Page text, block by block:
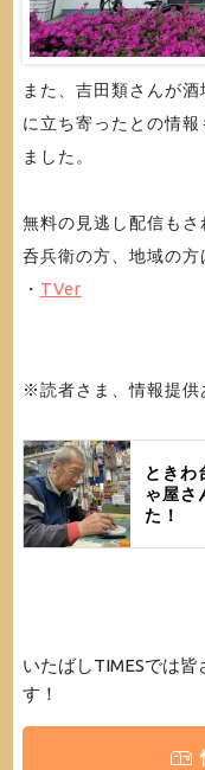
また、吉田類さんが
に立ち寄ったとの情
ました。
無料の見逃し配信もさ
呑兵衛の方、地域の方
・ TVer
※読者さま、情報提供
ときわ
ゃ屋さ
た！
いたばしTIMESでは
す！